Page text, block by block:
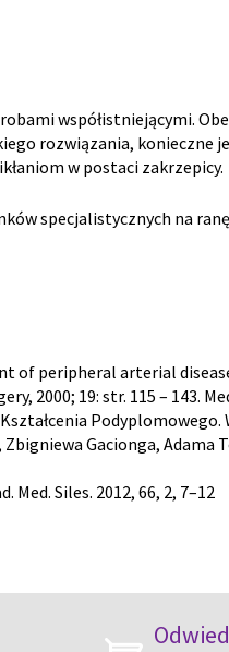
współistniejącymi.
rozwiązania, konieczne
w postaci zakrzepicy.
specjalistycznych na
of peripheral arterial
2000; 19: str. 115 – 143.
Podyplomowego.
Gacionga, Adama
Siles. 2012, 66, 2, 7–12